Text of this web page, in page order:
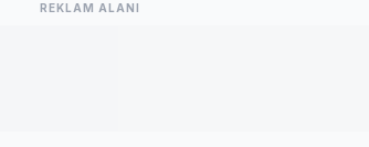
REKLAM ALANI